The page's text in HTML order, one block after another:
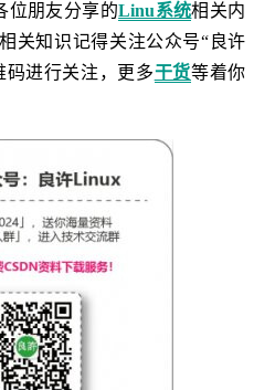
位朋友分享的Linu系统相关内
关知识记得关注公众号“良许
码进行关注，更多干货等着你